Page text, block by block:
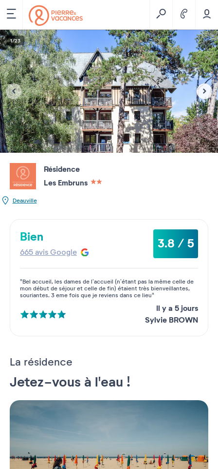
Résidence
Les Embruns
Deauville
1/23
Bien
665 avis Google
3.8 / 5
"Bel accueil, les dames de l’accueil (n’étant pas la même celle de
mon début de séjour et celle de fin) étaient très bienveillantes,
souriantes. 3 eme fois que je reviens dans ce lieu"
Il y a 5 jours
Sylvie BROWN
La résidence
Jetez-vous à l'eau !